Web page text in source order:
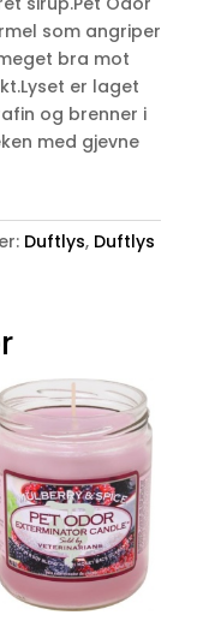
som angriper
bra mot
er laget
og brenner i
med gjevne
Duftlys, Duftlys